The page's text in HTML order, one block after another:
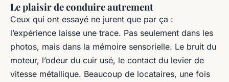
Le plaisir de conduire autrement
Ceux qui ont essayé ne jurent que par ça :
l’expérience laisse une trace. Pas seulement dans les
photos, mais dans la mémoire sensorielle. Le bruit du
moteur, l’odeur du cuir usé, le contact du levier de
vitesse métallique. Beaucoup de locataires, une fois